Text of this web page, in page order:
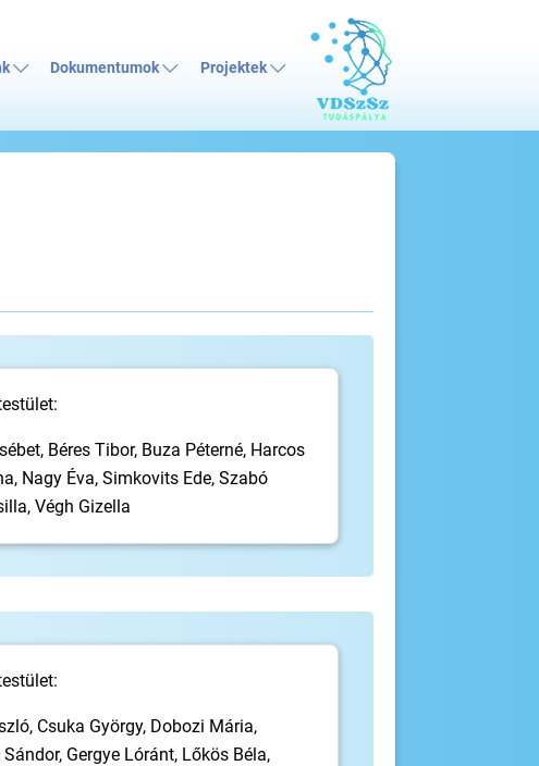
Dokumentumok Projektek
Béres Tibor, Buza Péterné, Harcos
Nagy Éva, Simkovits Ede, Szabó
Végh Gizella
Csuka György, Dobozi Mária,
Gergye Lóránt, Lőkös Béla,